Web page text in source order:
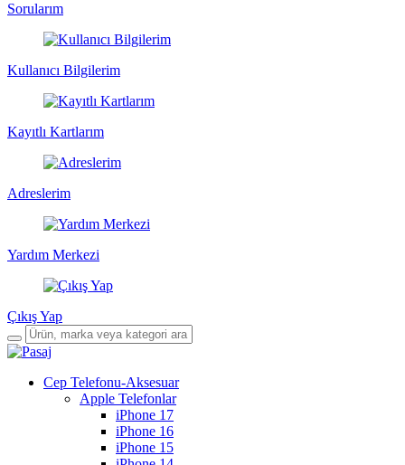
Sorularım
Kullanıcı Bilgilerim
Kayıtlı Kartlarım
Adreslerim
Yardım Merkezi
Çıkış Yap
Cep Telefonu-Aksesuar
Apple Telefonlar
iPhone 17
iPhone 16
iPhone 15